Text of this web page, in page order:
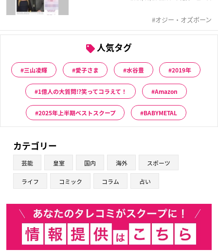
オジー・オズボーン
人気タグ
三山凌輝 愛子さま 水谷豊 2019年
1億人の大質問!?笑ってコラえて！ Amazon
2025年上半期ベストスクープ BABYMETAL
カテゴリー
芸能 皇室 国内 海外 スポーツ
ライフ コミック コラム 占い